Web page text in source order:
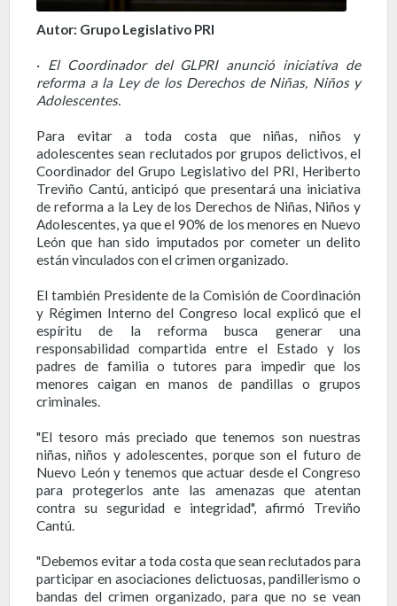
Autor: Grupo Legislativo PRI
· El Coordinador del GLPRI anunció iniciativa de
reforma a la Ley de los Derechos de Niñas, Niños y
Adolescentes.
Para evitar a toda costa que niñas, niños y
adolescentes sean reclutados por grupos delictivos, el
Coordinador del Grupo Legislativo del PRI, Heriberto
Treviño Cantú, anticipó que presentará una iniciativa
de reforma a la Ley de los Derechos de Niñas, Niños y
Adolescentes, ya que el 90% de los menores en Nuevo
León que han sido imputados por cometer un delito
están vinculados con el crimen organizado.
El también Presidente de la Comisión de Coordinación
y Régimen Interno del Congreso local explicó que el
espíritu de la reforma busca generar una
responsabilidad compartida entre el Estado y los
padres de familia o tutores para impedir que los
menores caigan en manos de pandillas o grupos
criminales.
"El tesoro más preciado que tenemos son nuestras
niñas, niños y adolescentes, porque son el futuro de
Nuevo León y tenemos que actuar desde el Congreso
para protegerlos ante las amenazas que atentan
contra su seguridad e integridad", afirmó Treviño
Cantú.
"Debemos evitar a toda costa que sean reclutados para
participar en asociaciones delictuosas, pandillerismo o
bandas del crimen organizado, para que no se vean